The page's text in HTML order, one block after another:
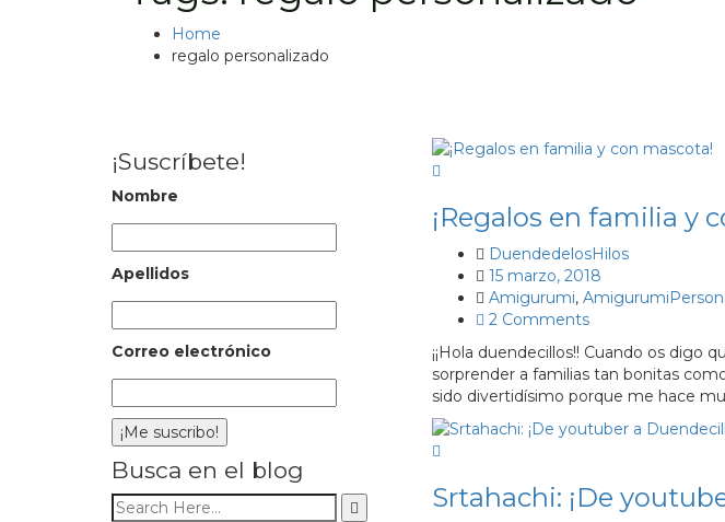
Home
regalo personalizado
¡Suscríbete!
Nombre
Apellidos
Correo electrónico
Busca en el blog
¡Regalos en familia y
DuendedelosHilos
15 marzo, 2018
Amigurumi,
2 Comments
¡¡Hola duendecillos!! Cuando os
sorprender a familias tan bonitas
sido divertidísimo porque me hace
Srtahachi: ¡De